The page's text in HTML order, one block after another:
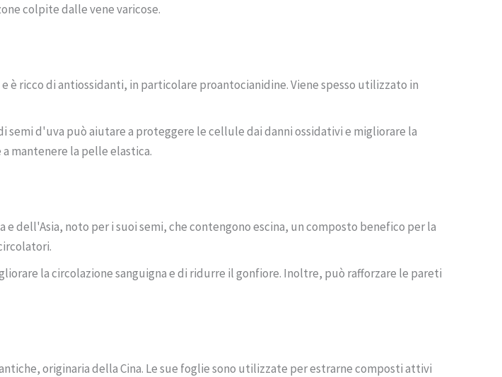
colpite dalle vene varicose.
è ricco di antiossidanti, in particolare proantocianidine. Viene spesso utilizzato in
d'uva può aiutare a proteggere le cellule dai danni ossidativi e migliorare la
mantenere la pelle elastica.
dell'Asia, noto per i suoi semi, che contengono escina, un composto benefico per la
la circolazione sanguigna e di ridurre il gonfiore. Inoltre, può rafforzare le pareti
originaria della Cina. Le sue foglie sono utilizzate per estrarne composti attivi